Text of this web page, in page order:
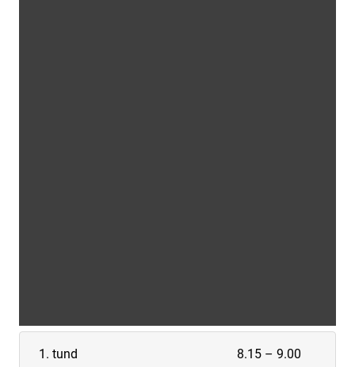
1. tund 8.15 – 9.00